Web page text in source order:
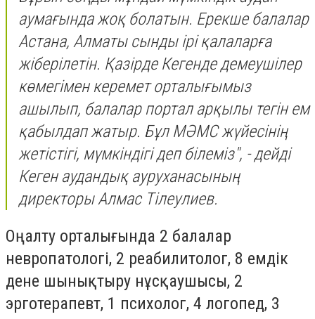
аумағында жоқ болатын. Ерекше балалар
Астана, Алматы сынды ірі қалаларға
жіберілетін. Қазірде Кегенде демеушілер
көмегімен керемет орталығымыз
ашылып, балалар портал арқылы тегін ем
қабылдап жатыр. Бұл МӘМС жүйесінің
жетістігі, мүмкіндігі деп білеміз", - дейді
Кеген аудандық ауруханасының
директоры Алмас Тілеулиев.
Оңалту орталығында 2 балалар
невропатологі, 2 реабилитолог, 8 емдік
дене шынықтыру нұсқаушысы, 2
эрготерапевт, 1 психолог, 4 логопед, 3